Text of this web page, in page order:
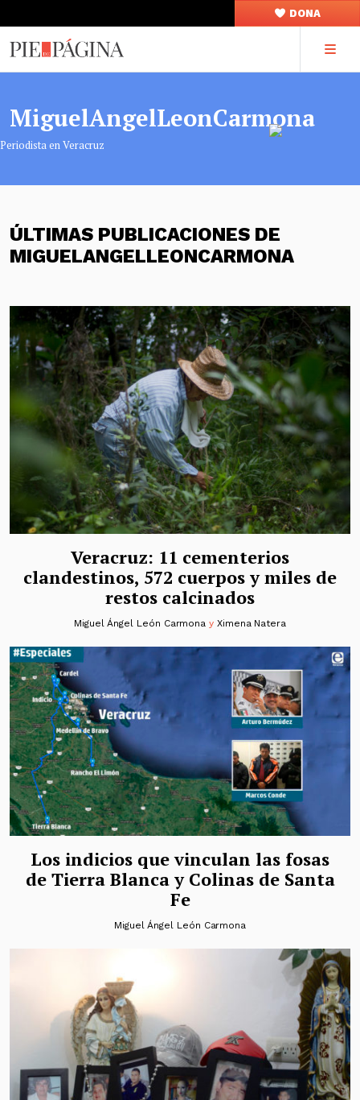
DONA
MiguelAngelLeonCarmona
Periodista en Veracruz
ÚLTIMAS PUBLICACIONES DE
MIGUELANGELLEONCARMONA
Veracruz: 11 cementerios
clandestinos, 572 cuerpos y miles de
restos calcinados
Miguel Ángel León Carmona y Ximena Natera
Los indicios que vinculan las fosas
de Tierra Blanca y Colinas de Santa
Fe
Miguel Ángel León Carmona